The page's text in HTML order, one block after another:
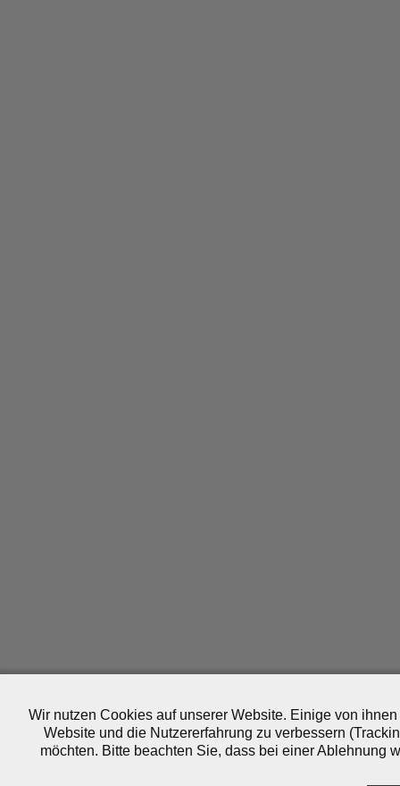
Wir nutzen Cookies auf unserer Website. Einige von
Website und die Nutzererfahrung zu verbessern
möchten. Bitte beachten Sie, dass bei einer Ablehnung